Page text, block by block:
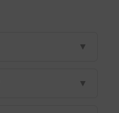
▼
▼